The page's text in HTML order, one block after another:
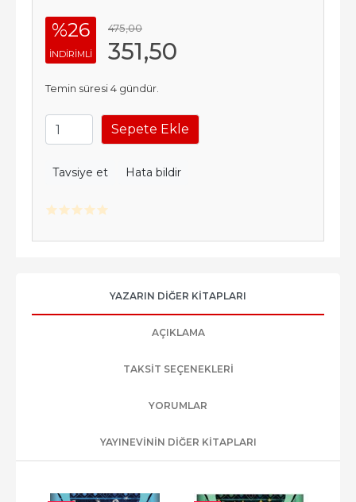
%26
INDIRIMLI
475,00
351,50
Temin süresi 4 gündür.
Sepete Ekle
Tavsiye et Hata bildir
YAZARIN DIĞER KITAPLARI
AÇIKLAMA
TAKSIT SEÇENEKLERI
YORUMLAR
YAYINEVININ DIĞER KITAPLARI